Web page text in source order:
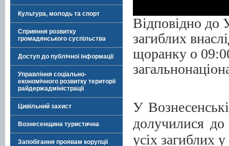
Культура, молодь та спорт
Сприяння розвитку
громадянського суспільства
Доступ до публічної інформації
Управління соціально-
економічного розвитку території
райдержадміністрації
Цивільний захист
Вознесенщина туристична
Запобігання проявам корупції
Відповідно до
загиблих
щоранку о
У
долучилися
усіх загиблих